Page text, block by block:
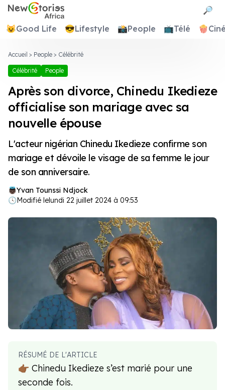
Newstories Africa
🔎
😺Good Life 😎Lifestyle 📸People 📺Télé 🍿
Accueil > People > Célébrité
Célébrité People
Après son divorce, Chinedu Ikedieze
officialise son mariage avec sa
nouvelle épouse
L'acteur nigérian Chinedu Ikedieze confirme son
mariage et dévoile le visage de sa femme le jour
de son anniversaire.
Yvan Tounssi Ndjock
🕓Modifié lelundi 22 juillet 2024 à 09:53
RÉSUMÉ DE L'ARTICLE
👉🏾 Chinedu Ikedieze s’est marié pour une
seconde fois.